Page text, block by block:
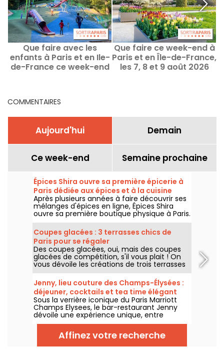
Que faire avec les
enfants à Paris et en Ile-
de-France ce week-end
Que faire ce week-end à
Paris et en Île-de-France,
les 7, 8 et 9 août 2026
COMMENTAIRES
Aujourd'hui Demain
Ce week-end Semaine prochaine
Épices Shira ouvre sa première épicerie à
Paris dédiée aux épices et à la cuisine
méditerranéenne
Après plusieurs années à faire découvrir ses
mélanges d'épices en ligne, Épices Shira
ouvre sa première boutique physique à Paris.
Dès septembre 2026, l'enseigne investit le
Marché Saint-Martin, dans le 10e
arrondissement, avec une épicerie, une
offre de plats méditerranéens à emporter
et une sélection de produits fins venus du
monde entier.
Coupes glacées : 3 terrasses chics de
Paris pour se régaler
Des coupes glacées, oui, mais des coupes
glacées de compétition, s'il vous plait ! On
vous dévoile les créations de trois terrasses
chics de Paris pour cet été 2026, du rooftop
du Cheval Blanc dans le 1er au patio fleuri du
George V dans le 8e, jusqu'au jardin secret
du Shangri-La dans le 16e.
Jenny, lieu couture des Champs-Élysées :
déjeuner, cocktails et tea time élégant
Sous la verrière iconique du Paris Marriott
Champs Elysees, le bar-restaurant Jenny
dévoile une expérience unique, entre
héritage couture et gastronomie
contemporaine. Déjeuner raffiné, tea time
élégant, cocktails signature et dîners
inspirés : une adresse parisienne où chaque
Affinez votre recherche